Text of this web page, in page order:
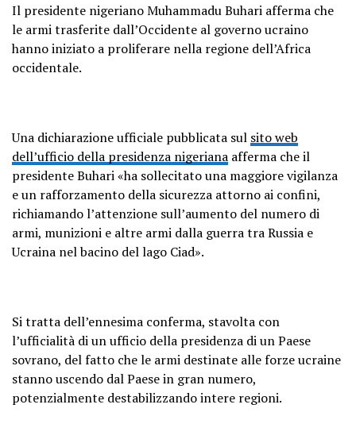
Il presidente nigeriano Muhammadu Buhari afferma che
le armi trasferite dall’Occidente al governo ucraino
hanno iniziato a proliferare nella regione dell’Africa
occidentale.
Una dichiarazione ufficiale pubblicata sul sito web
dell’ufficio della presidenza nigeriana afferma che il
presidente Buhari «ha sollecitato una maggiore vigilanza
e un rafforzamento della sicurezza attorno ai confini,
richiamando l’attenzione sull’aumento del numero di
armi, munizioni e altre armi dalla guerra tra Russia e
Ucraina nel bacino del lago Ciad».
Si tratta dell’ennesima conferma, stavolta con
l’ufficialità di un ufficio della presidenza di un Paese
sovrano, del fatto che le armi destinate alle forze ucraine
stanno uscendo dal Paese in gran numero,
potenzialmente destabilizzando intere regioni.